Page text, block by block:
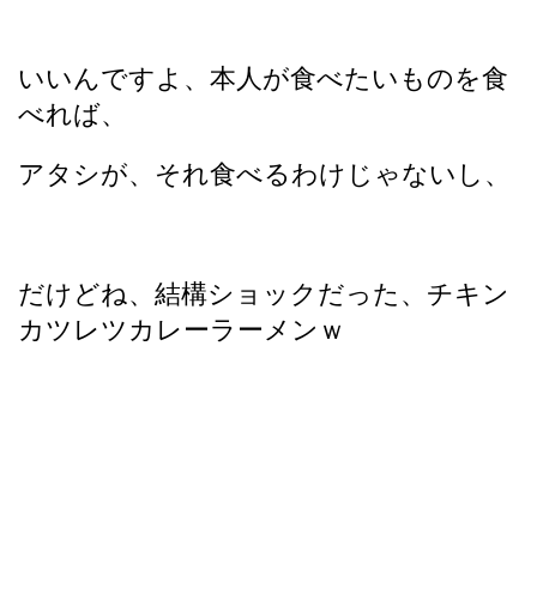
いいんですよ、本人が食べたいものを食
べれば、
アタシが、それ食べるわけじゃないし、
だけどね、結構ショックだった、チキン
カツレツカレーラーメンｗ